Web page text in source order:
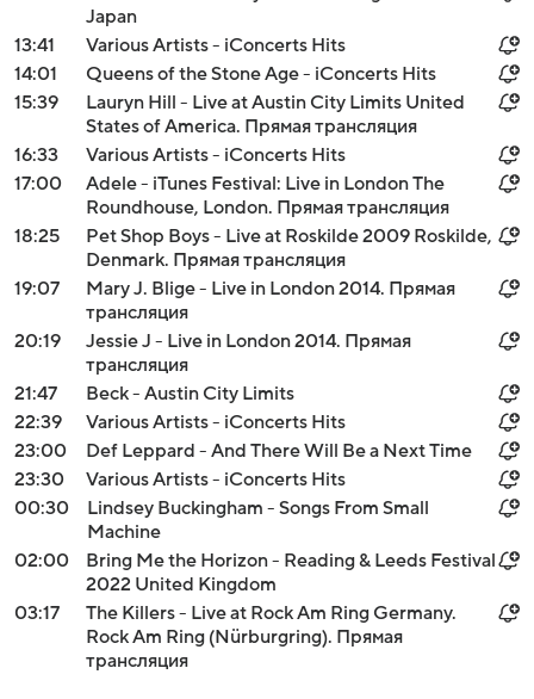
Japan
13:41
Various Artists - iConcerts Hits
14:01
Queens of the Stone Age - iConcerts Hits
15:39
Lauryn Hill - Live at Austin City Limits United
States of America. Прямая трансляция
16:33
Various Artists - iConcerts Hits
17:00
Adele - iTunes Festival: Live in London The
Roundhouse, London. Прямая трансляция
18:25
Pet Shop Boys - Live at Roskilde 2009 Roskilde,
Denmark. Прямая трансляция
19:07
Mary J. Blige - Live in London 2014. Прямая
трансляция
20:19
Jessie J - Live in London 2014. Прямая
трансляция
21:47
Beck - Austin City Limits
22:39
Various Artists - iConcerts Hits
23:00
Def Leppard - And There Will Be a Next Time
23:30
Various Artists - iConcerts Hits
00:30
Lindsey Buckingham - Songs From Small
Machine
02:00
Bring Me the Horizon - Reading & Leeds Festival
2022 United Kingdom
03:17
The Killers - Live at Rock Am Ring Germany.
Rock Am Ring (Nürburgring). Прямая
трансляция